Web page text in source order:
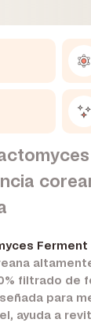
Ferment
filtrado de
para
ayuda a